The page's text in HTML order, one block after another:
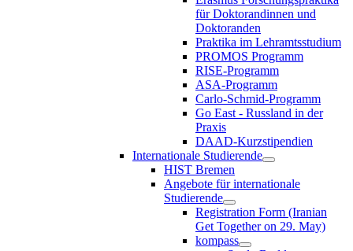
für Doktorandinnen und
Doktoranden
Praktika im Lehramtsstudium
PROMOS Programm
RISE-Programm
ASA-Programm
Carlo-Schmid-Programm
Go East - Russland in der
Praxis
DAAD-Kurzstipendien
Internationale Studierende
HIST Bremen
Angebote für internationale
Studierende
Registration Form (Iranian
Get Together on 29. May)
kompass